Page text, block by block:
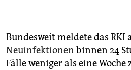
Bundesweit meldete das RKI
Neuinfektionen binnen 24
Fälle weniger als eine Woche